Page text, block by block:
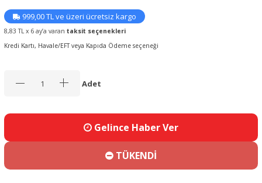
999,00 TL ve üzeri ücretsiz kargo
8,83 TL x 6 ay’a varan taksit seçenekleri
Kredi Kartı, Havale/EFT veya Kapıda Ödeme seçeneği
Adet
Gelince Haber Ver
TÜKENDİ